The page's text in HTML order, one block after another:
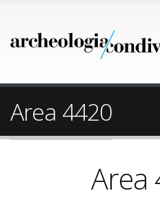
Area 4420
Area